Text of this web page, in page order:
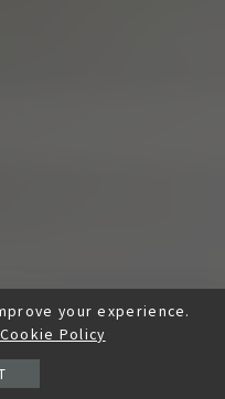
your experience.
Cookie Policy